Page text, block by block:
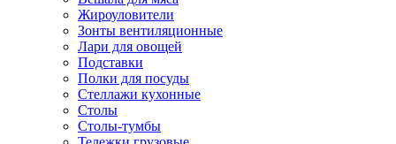
Жироуловители
Зонты вентиляционные
Лари для овощей
Подставки
Полки для посуды
Стеллажи кухонные
Столы
Столы-тумбы